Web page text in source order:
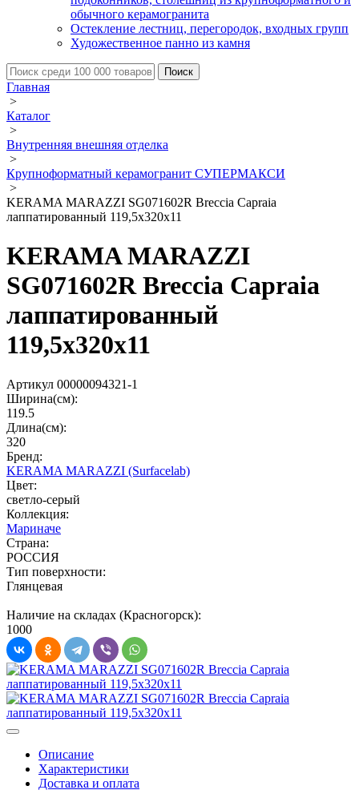
обычного керамогранита
Остекление лестниц, перегородок, входных групп
Художественное панно из камня
Главная
>
Каталог
>
Внутренняя внешняя отделка
>
Крупноформатный керамогранит СУПЕРМАКСИ
>
KERAMA MARAZZI SG071602R Breccia Capraia
лаппатированный 119,5x320х11
KERAMA MARAZZI
SG071602R Breccia Capraia
лаппатированный
119,5x320х11
Артикул 00000094321-1
Ширина(см):
119.5
Длина(см):
320
Бренд:
KERAMA MARAZZI (Surfacelab)
Цвет:
светло-серый
Коллекция:
Мариначе
Страна:
РОССИЯ
Тип поверхности:
Глянцевая
Наличие на складах (Красногорск):
1000
Описание
Характеристики
Доставка и оплата